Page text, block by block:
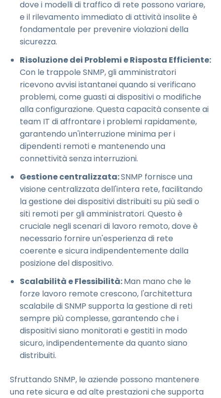
dove i modelli di traffico di rete possono variare,
e il rilevamento immediato di attività insolite è
fondamentale per prevenire violazioni della
sicurezza.
Risoluzione dei Problemi e Risposta Efficiente:
Con le trappole SNMP, gli amministratori
ricevono avvisi istantanei quando si verificano
problemi, come guasti ai dispositivi o modifiche
alla configurazione. Questa capacità consente ai
team IT di affrontare i problemi rapidamente,
garantendo un'interruzione minima per i
dipendenti remoti e mantenendo una
connettività senza interruzioni.
Gestione centralizzata:SNMP fornisce una
visione centralizzata dell'intera rete, facilitando
la gestione dei dispositivi distribuiti su più sedi o
siti remoti per gli amministratori. Questo è
cruciale negli scenari di lavoro remoto, dove è
necessario fornire un'esperienza di rete
coerente e sicura indipendentemente dalla
posizione del dispositivo.
Scalabilità e Flessibilità:Man mano che le
forze lavoro remote crescono, l'architettura
scalabile di SNMP supporta la gestione di reti
sempre più complesse, garantendo che i
dispositivi siano monitorati e gestiti in modo
sicuro, indipendentemente da quanto siano
distribuiti.
Sfruttando SNMP, le aziende possono mantenere
una rete sicura e ad alte prestazioni che supporta